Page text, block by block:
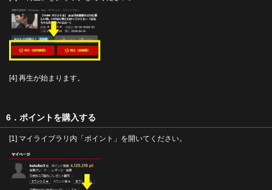
[4] 再生が始まります。
6．ポイントを購入する
[1] マイライブラリ内「ポイント」を開いてください。